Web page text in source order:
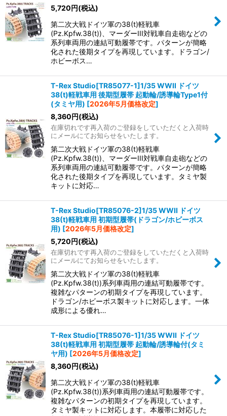
5,720円(税込)
第二次大戦ドイツ軍の38(t)軽戦車
(Pz.Kpfw.38(t))、マーダーIII対戦車自走砲などの
系列車両用の連結可動履帯です。パターンが簡略
化された後期タイプを再現しています。ドラゴン/
ホビーボス…
T-Rex Studio[TR85077-1]1/35 WWII ドイツ
38(t)軽戦車用 後期型履帯 起動輪/誘導輪Type1付
(タミヤ用) [2026年5月価格改定]
8,360円(税込)
在庫切れです再入荷のご登録をしていただくと入荷時
にメールにてお知らせをいたします。
第二次大戦ドイツ軍の38(t)軽戦車
(Pz.Kpfw.38(t))、マーダーIII対戦車自走砲などの
系列車両用の連結可動履帯です。パターンが簡略
化された後期タイプを再現しています。タミヤ製
キットに対応…
T-Rex Studio[TR85076-2]1/35 WWII ドイツ
38(t)軽戦車用 初期型履帯(ドラゴン/ホビーボス
用) [2026年5月価格改定]
5,720円(税込)
在庫切れです再入荷のご登録をしていただくと入荷時
にメールにてお知らせをいたします。
第二次大戦ドイツ軍の38(t)軽戦車
(Pz.Kpfw.38(t))系列車両用の連結可動履帯です。
複雑なパターンの初期タイプを再現しています。
ドラゴン/ホビーボス製キットに対応します。一体
成形による優れ…
T-Rex Studio[TR85076-1]1/35 WWII ドイツ
38(t)軽戦車用 初期型履帯 起動輪/誘導輪付(タミ
ヤ用) [2026年5月価格改定]
8,360円(税込)
第二次大戦ドイツ軍の38(t)軽戦車
(Pz.Kpfw.38(t))系列車両用の連結可動履帯です。
複雑なパターンの初期タイプを再現しています。
タミヤ製キットに対応します。本履帯に対応した